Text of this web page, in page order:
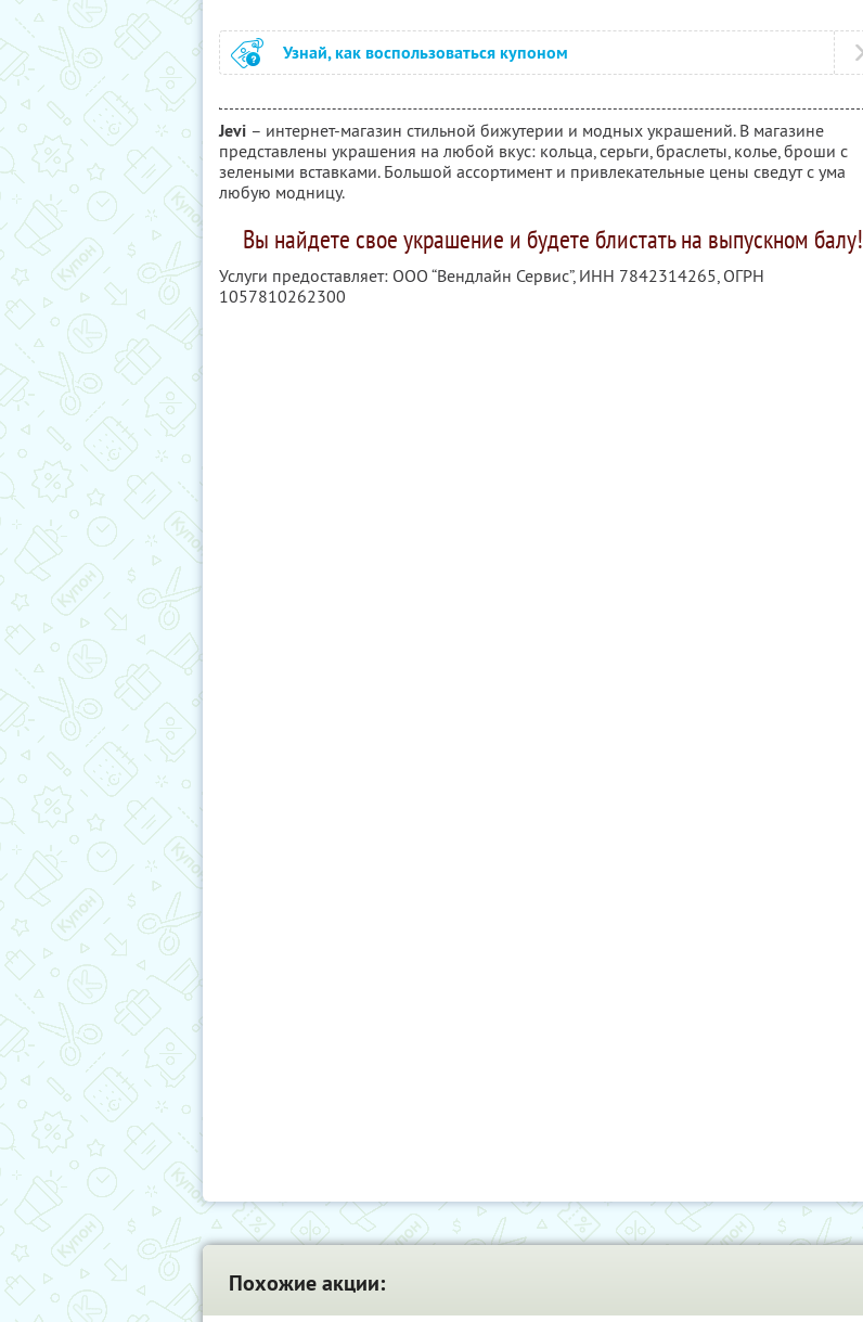
Узнай, как воспользоваться купоном
Jevi – интернет-магазин стильной бижутерии и модных украшений. В магазине
представлены украшения на любой вкус: кольца, серьги, браслеты, колье, броши с
зелеными вставками. Большой ассортимент и привлекательные цены сведут с ума
любую модницу.
Вы найдете свое украшение и будете блистать на выпускном балу!
Услуги предоставляет: ООО “Вендлайн Сервис”, ИНН 7842314265, ОГРН
1057810262300
Похожие акции: